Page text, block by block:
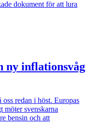
dokument för att lura
ny inflationsvåg
redan i höst. Europas
möter svenskarna
bensin och att